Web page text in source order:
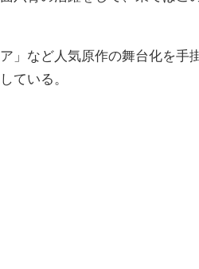
」など人気原作の舞台化を手
ている。